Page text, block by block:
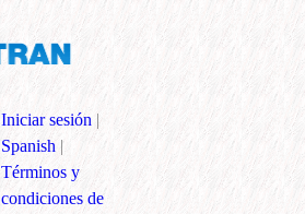
Iniciar sesión |
Spanish |
Términos y
condiciones de